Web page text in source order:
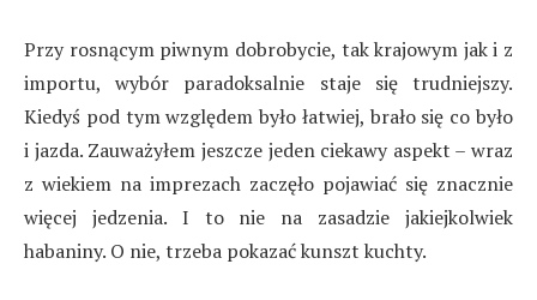
Przy rosnącym piwnym dobrobycie, tak krajowym jak i z
importu, wybór paradoksalnie staje się trudniejszy.
Kiedyś pod tym względem było łatwiej, brało się co było
i jazda. Zauważyłem jeszcze jeden ciekawy aspekt – wraz
z wiekiem na imprezach zaczęło pojawiać się znacznie
więcej jedzenia. I to nie na zasadzie jakiejkolwiek
habaniny. O nie, trzeba pokazać kunszt kuchty.